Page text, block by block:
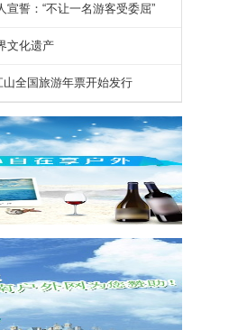
露营大会通知
宣誓：“不让一名游客受委屈”
文化遗产
山全国旅游年票开始发行